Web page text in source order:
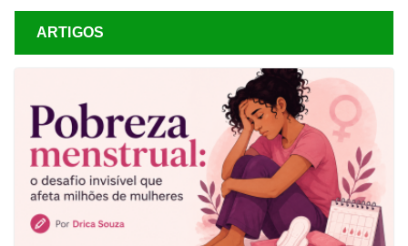
ARTIGOS